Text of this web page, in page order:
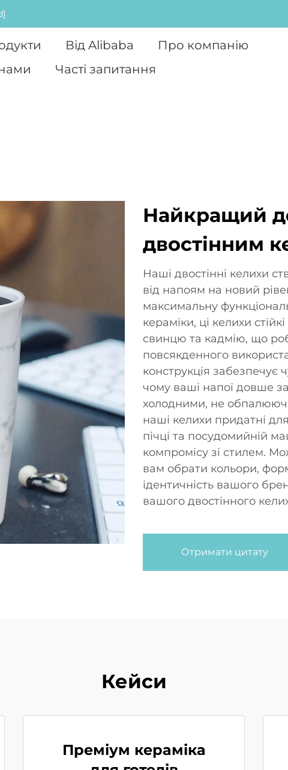
Від Alibaba
Про компанію
Часті запитання
Найкращий
двостінним
Наші двостінні келихи
від напоям на новий
максимальну
кераміки, ці келихи
свинцю та кадмію, що
повсякденного
конструкція забезпечує
чому ваші напої довше
холодними, не
наші келихи придатні
пічці та посудомийній
компромісу зі стилем.
вам обрати кольори,
ідентичність вашого
вашого двостінного
Отримати цитату
Кейси
Преміум кераміка